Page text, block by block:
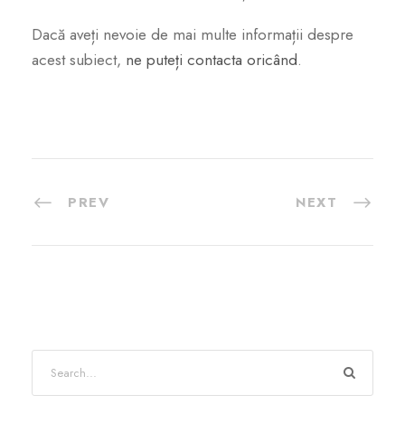
Dacă aveți nevoie de mai multe informații despre
acest subiect, ne puteți contacta oricând.
PREV NEXT